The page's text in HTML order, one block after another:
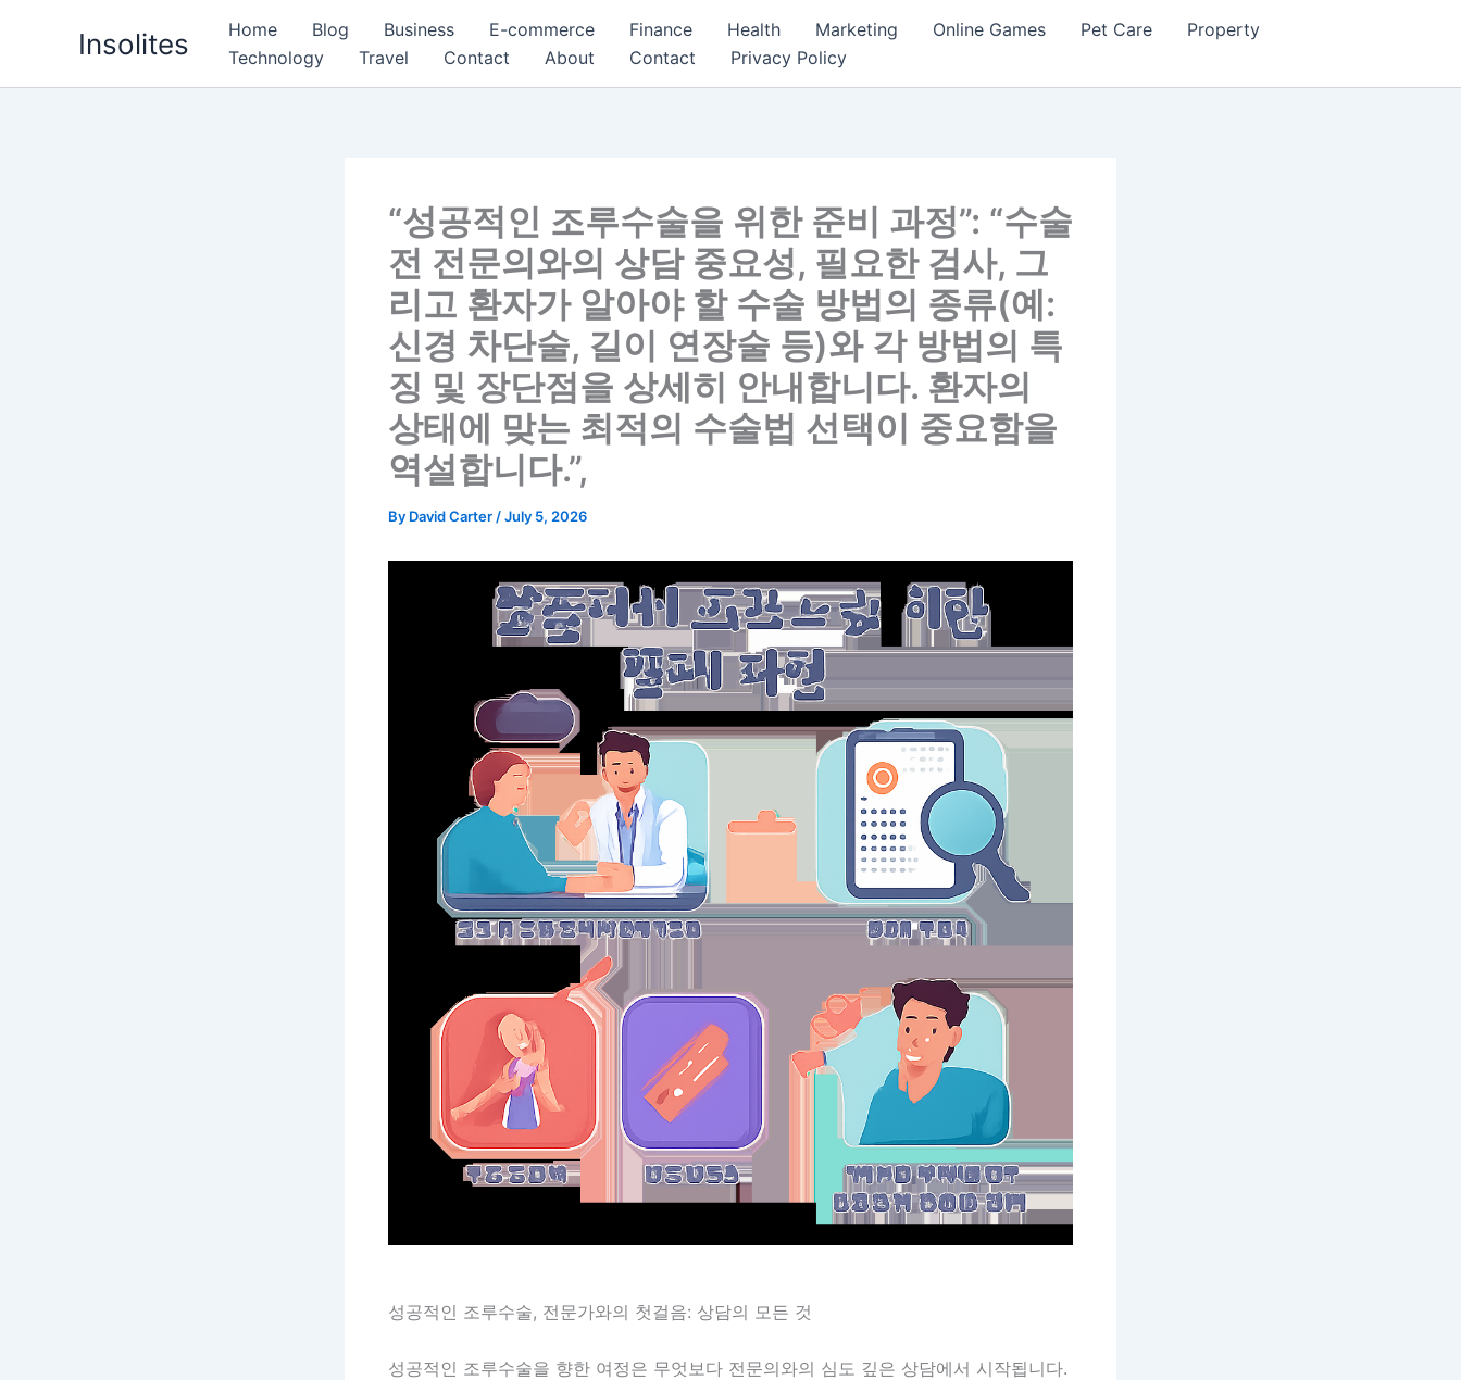
Insolites Home Blog Business E-commerce Finance Health Marketing Online Games Pet Care
Property
Technology
Travel Contact About Contact Privacy Policy
“성공적인 조루수술을 위한 준비 과정”: “수술
전 전문의와의 상담 중요성, 필요한 검사, 그
리고 환자가 알아야 할 수술 방법의 종류(예:
신경 차단술, 길이 연장술 등)와 각 방법의 특
징 및 장단점을 상세히 안내합니다. 환자의
상태에 맞는 최적의 수술법 선택이 중요함을
역설합니다.”,
By David Carter /July 5, 2026
성공적인 조루수술, 전문가와의 첫걸음: 상담의 모든 것
성공적인 조루수술을 향한 여정은 무엇보다 전문의와의 심도 깊은 상담에서 시작됩니다.